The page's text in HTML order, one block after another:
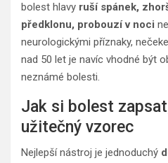
bolest hlavy ruší spánek,
předklonu, probouzí v noci
neurologickými příznaky,
nad 50 let je navíc vhodné být
neznámé bolesti.
Jak si bolest
užitečný vzorec
Nejlepší nástroj je jednoduchý